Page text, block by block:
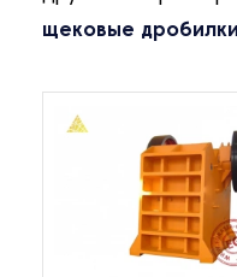
щековые дробилки